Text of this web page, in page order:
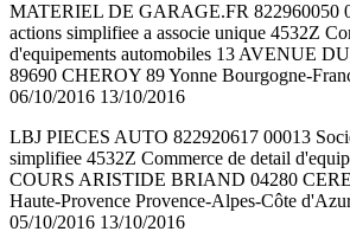
MATERIEL DE GARAGE.FR 822960050
actions simplifiee a associe unique 4532Z
d'equipements automobiles 13 AVENUE
89690 CHEROY 89 Yonne Bourgogne-
06/10/2016 13/10/2016
LBJ PIECES AUTO 822920617 00013
simplifiee 4532Z Commerce de detail
COURS ARISTIDE BRIAND 04280
Haute-Provence Provence-Alpes-Côte
05/10/2016 13/10/2016